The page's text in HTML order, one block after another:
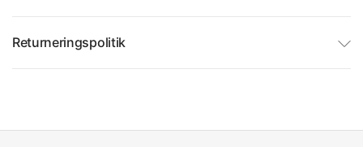
Returneringspolitik